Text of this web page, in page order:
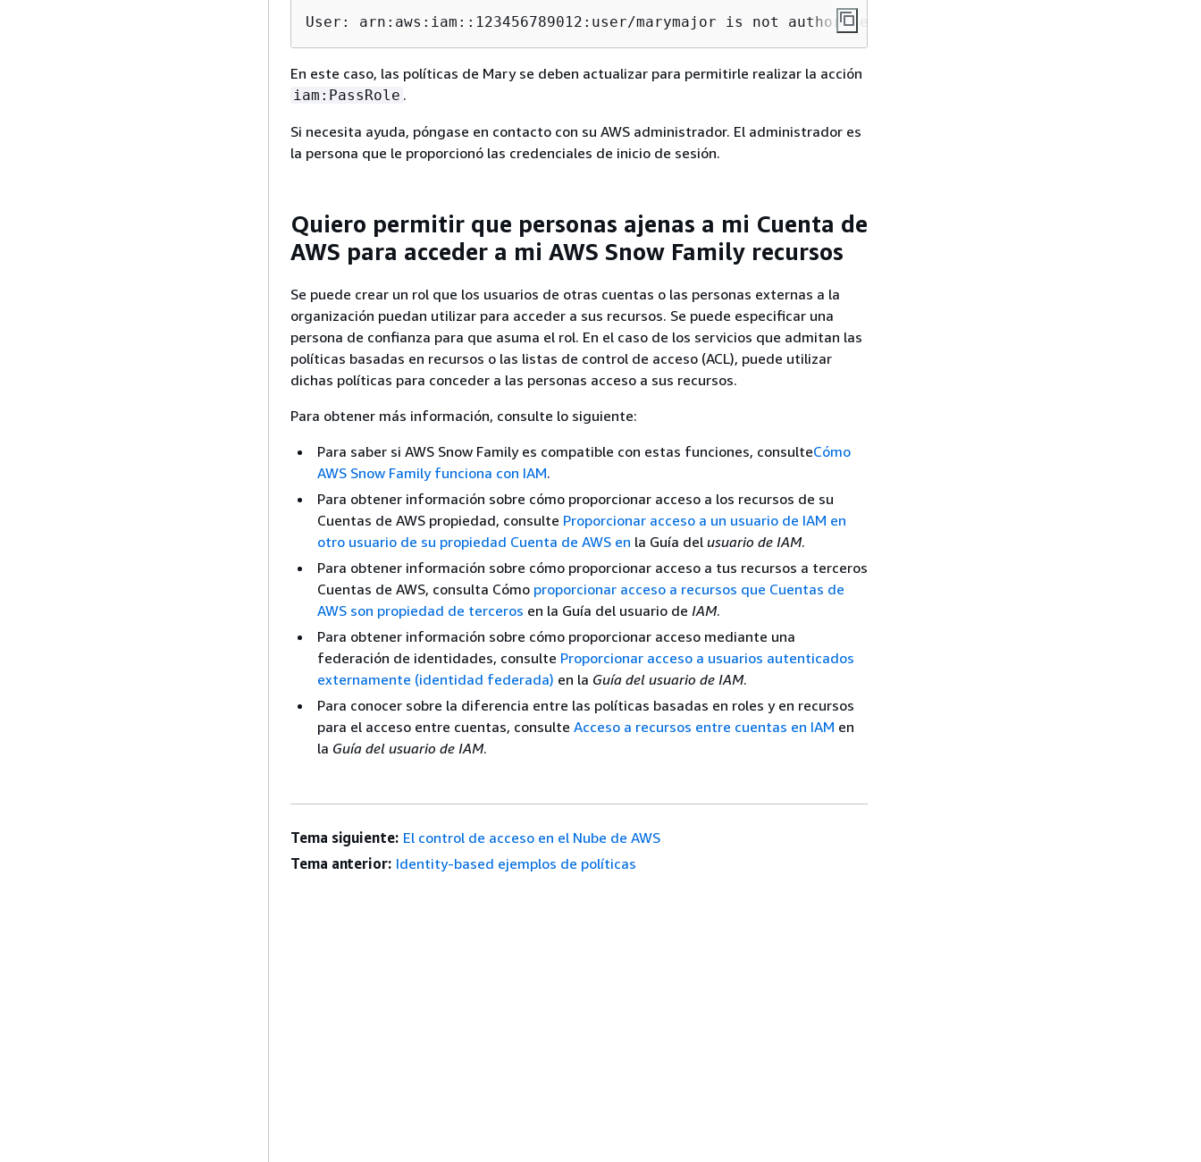
User: arn:aws:iam::123456789012:user/marymajor is not authorized to perform: iam:PassRole
En este caso, las políticas de Mary se deben actualizar para permitirle realizar la acción
iam:PassRole .
Si necesita ayuda, póngase en contacto con su AWS administrador. El administrador es
la persona que le proporcionó las credenciales de inicio de sesión.
Quiero permitir que personas ajenas a mi Cuenta de
AWS para acceder a mi AWS Snow Family recursos
Se puede crear un rol que los usuarios de otras cuentas o las personas externas a la
organización puedan utilizar para acceder a sus recursos. Se puede especificar una
persona de confianza para que asuma el rol. En el caso de los servicios que admitan las
políticas basadas en recursos o las listas de control de acceso (ACL), puede utilizar
dichas políticas para conceder a las personas acceso a sus recursos.
Para obtener más información, consulte lo siguiente:
Para saber si AWS Snow Family es compatible con estas funciones, consulteCómo
AWS Snow Family funciona con IAM.
Para obtener información sobre cómo proporcionar acceso a los recursos de su
Cuentas de AWS propiedad, consulte Proporcionar acceso a un usuario de IAM en
otro usuario de su propiedad Cuenta de AWS en la Guía del usuario de IAM.
Para obtener información sobre cómo proporcionar acceso a tus recursos a terceros
Cuentas de AWS, consulta Cómo proporcionar acceso a recursos que Cuentas de
AWS son propiedad de terceros en la Guía del usuario de IAM.
Para obtener información sobre cómo proporcionar acceso mediante una
federación de identidades, consulte Proporcionar acceso a usuarios autenticados
externamente (identidad federada) en la Guía del usuario de IAM.
Para conocer sobre la diferencia entre las políticas basadas en roles y en recursos
para el acceso entre cuentas, consulte Acceso a recursos entre cuentas en IAM en
la Guía del usuario de IAM.
Tema siguiente: El control de acceso en el Nube de AWS
Tema anterior: Identity-based ejemplos de políticas